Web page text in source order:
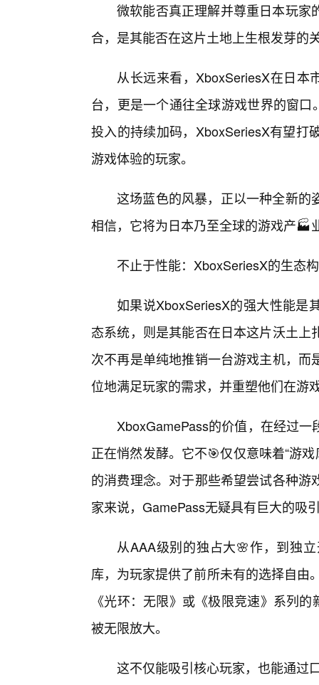
微软能否真正理解并尊重日本玩家
合，是其能否在这片土地上生根发芽的
从长远来看，XboxSeriesX在日本
台，更是一个通往全球游戏世界的窗
投入的持续加码，XboxSeriesX有望打
游戏体验的玩家。
这场蓝色的风暴，正以一种全新的
相信，它将为日本乃至全球的游戏产🏭
不止于性能：XboxSeriesX的生态
如果说XboxSeriesX的强大性能是
态系统，则是其能否在日本这片沃土
次不再是单纯地推销一台游戏主机，
位地满足玩家的需求，并重塑他们在游
XboxGamePass的价值，在经过
正在悄然发酵。它不🎯仅仅意味着“游
的消费理念。对于那些希望尝试各种
家来说，GamePass无疑具有巨大的吸
从AAA级别的独占大🌸作，到独
库，为玩家提供了前所未有的选择自由
《光环：无限》或《极限竞速》系列
被无限放大。
这不仅能吸引核心玩家，也能通过